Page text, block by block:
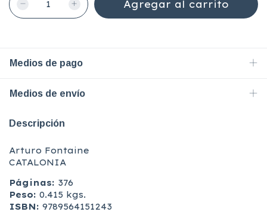
Medios de pago
Medios de envío
Descripción
Arturo Fontaine
CATALONIA
Páginas: 376
Peso: 0.415 kgs.
ISBN: 9789564151243